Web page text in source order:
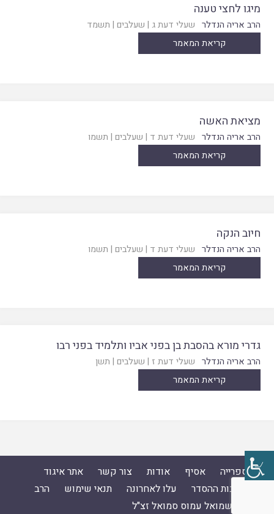
מיגו לחצי טענה
הרב אריה הנדלר שעלי דעת ג | שעלבים | תשמד
קריאת המאמר
מציאת האשה
הרב אריה הנדלר שעלי דעת ד | שעלבים | תשמו
קריאת המאמר
חיוב הנקה
הרב אריה הנדלר שעלי דעת ד | שעלבים | תשמו
קריאת המאמר
גדרי מורא בהסבת בן בפני אביו ותלמיד בפני רבו
הרב אריה הנדלר שעלי דעת ז | שעלבים | תשן
קריאת המאמר
ספרייה אסיף אודות צור קשר
אתר איגוד
ישיבות ההסדר
עלו לאחרונה תנאי שימוש
הרב
ד"ר שמואל עמוס סמואל זצ"ל